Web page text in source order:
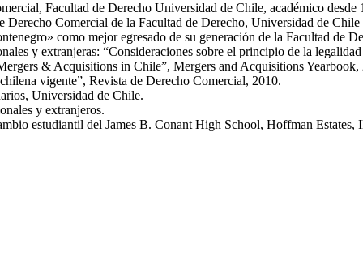
Facultad de Derecho Universidad de Chile, académico desde
Derecho Comercial de la Facultad de Derecho, Universidad de Chile
como mejor egresado de su generación de la Facultad de
y extranjeras: “Consideraciones sobre el principio de la
& Acquisitions in Chile”, Mergers and Acquisitions
vigente”, Revista de Derecho Comercial, 2010.
Universidad de Chile.
y extranjeros.
estudiantil del James B. Conant High School, Hoffman